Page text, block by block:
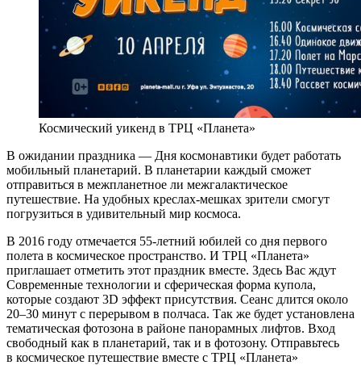
Космический уикенд в ТРЦ «Планета»
В ожидании праздника — Дня космонавтики будет работать
мобильный планетарий. В планетарии каждый сможет
отправиться в межпланетное ли межгалактическое
путешествие. На удобных креслах-мешках зрители смогут
погрузиться в удивительный мир космоса.
В 2016 году отмечается 55-летний юбилей со дня первого
полета в космическое пространство. И ТРЦ «Планета»
приглашает отметить этот праздник вместе. Здесь Вас ждут
Современные технологии и сферическая форма купола,
которые создают 3D эффект присутствия. Сеанс длится около
20–30 минут с перерывом в полчаса. Так же будет установлена
тематическая фотозона в районе панорамных лифтов. Вход
свободный как в планетарий, так и в фотозону. Отправьтесь
в космическое путешествие вместе с ТРЦ «Планета»